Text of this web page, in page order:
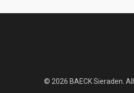
© 2026 BAECK Sieraden.